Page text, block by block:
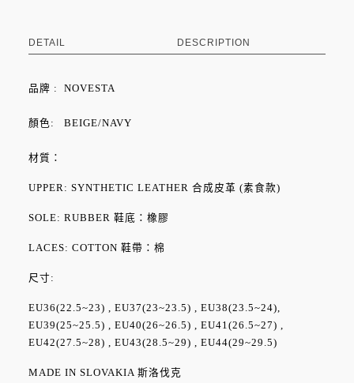
DETAIL DESCRIPTION
品牌 : NOVESTA
顏色: BEIGE/NAVY
材質：
UPPER: SYNTHETIC LEATHER 合成皮革 (素食款)
SOLE: RUBBER 鞋底：橡膠
LACES: COTTON 鞋帶：棉
尺寸:
EU36(22.5~23) , EU37(23~23.5) , EU38(23.5~24),
EU39(25~25.5) , EU40(26~26.5) , EU41(26.5~27) ,
EU42(27.5~28) , EU43(28.5~29) , EU44(29~29.5)
MADE IN SLOVAKIA 斯洛伐克